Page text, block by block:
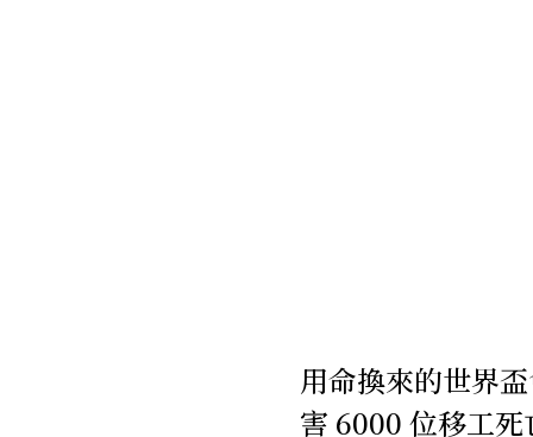
用命換來的世界
害 6000 位移工